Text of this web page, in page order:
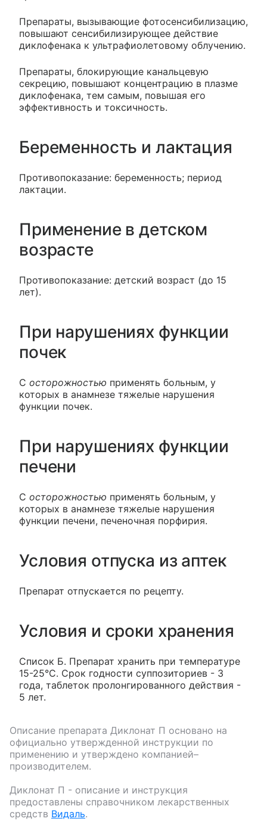
Препараты, вызывающие фотосенсибилизацию,
повышают сенсибилизирующее действие
диклофенака к ультрафиолетовому облучению.
Препараты, блокирующие канальцевую
секрецию, повышают концентрацию в плазме
диклофенака, тем самым, повышая его
эффективность и токсичность.
Беременность и лактация
Противопоказание: беременность; период
лактации.
Применение в детском
возрасте
Противопоказание: детский возраст (до 15
лет).
При нарушениях функции
почек
С осторожностью применять больным, у
которых в анамнезе тяжелые нарушения
функции почек.
При нарушениях функции
печени
С осторожностью применять больным, у
которых в анамнезе тяжелые нарушения
функции печени, печеночная порфирия.
Условия отпуска из аптек
Препарат отпускается по рецепту.
Условия и сроки хранения
Список Б. Препарат хранить при температуре
15-25°С. Срок годности суппозиториев - 3
года, таблеток пролонгированного действия -
5 лет.
Описание препарата Диклонат П основано на
официально утвержденной инструкции по
применению и утверждено компанией–
производителем.
Диклонат П - описание и инструкция
предоставлены справочником лекарственных
средств Видаль.